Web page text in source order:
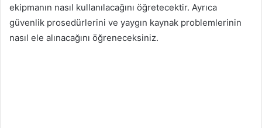
ekipmanın nasıl kullanılacağını öğretecektir. Ayrıca
güvenlik prosedürlerini ve yaygın kaynak problemlerinin
nasıl ele alınacağını öğreneceksiniz.